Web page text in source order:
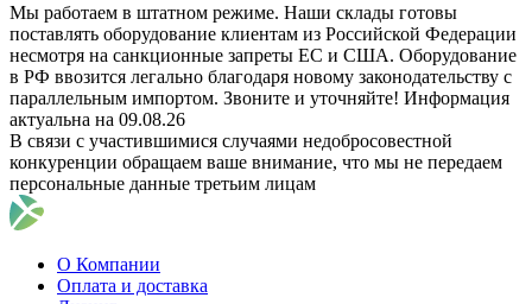
Мы работаем в штатном режиме. Наши склады готовы
поставлять оборудование клиентам из Российской Федерации
несмотря на санкционные запреты ЕС и США. Оборудование
в РФ ввозится легально благодаря новому законодательству с
параллельным импортом. Звоните и уточняйте! Информация
актуальна на 09.08.26
В связи с участившимися случаями недобросовестной
конкуренции обращаем ваше внимание, что мы не передаем
персональные данные третьим лицам
О Компании
Оплата и доставка